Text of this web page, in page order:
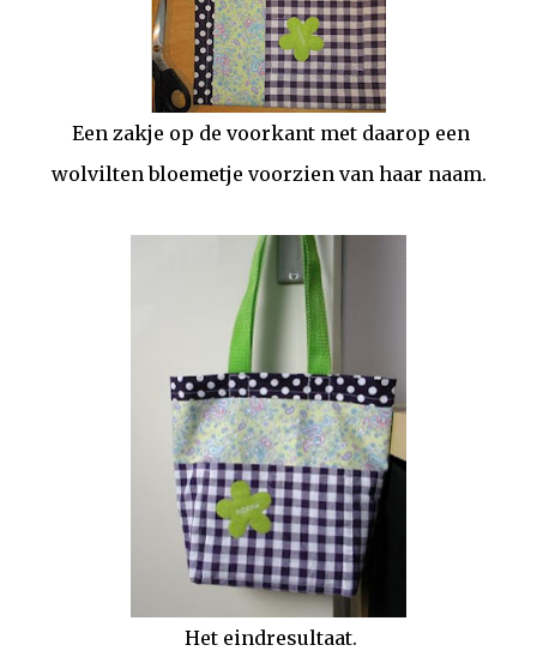
Een zakje op de voorkant met daarop een
wolvilten bloemetje voorzien van haar naam.
Het eindresultaat.